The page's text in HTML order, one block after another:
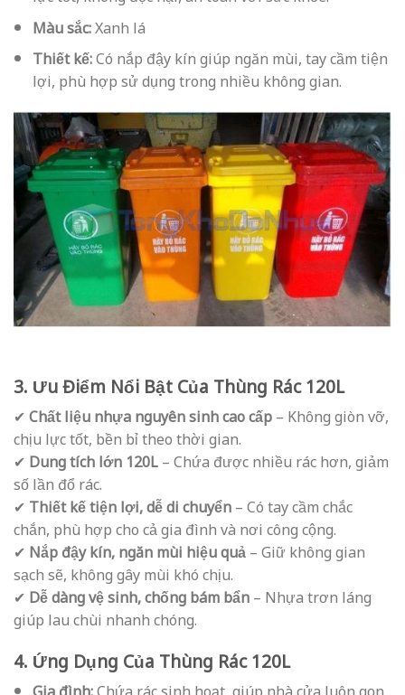
Màu sắc:Xanh lá
Thiết kế:Có nắp đậy kín giúp ngăn mùi, tay cầm tiện
lợi, phù hợp sử dụng trong nhiều không gian.
3. Ưu Điểm Nổi Bật Của Thùng Rác 120L
✔Chất liệu nhựa nguyên sinh cao cấp– Không giòn vỡ,
chịu lực tốt, bền bỉ theo thời gian.
✔ Dung tích lớn 120L– Chứa được nhiều rác hơn, giảm
số lần đổ rác.
✔ Thiết kế tiện lợi, dễ di chuyển– Có tay cầm chắc
chắn, phù hợp cho cả gia đình và nơi công cộng.
✔ Nắp đậy kín, ngăn mùi hiệu quả– Giữ không gian
sạch sẽ, không gây mùi khó chịu.
✔ Dễ dàng vệ sinh, chống bám bẩn– Nhựa trơn láng
giúp lau chùi nhanh chóng.
4. Ứng Dụng Của Thùng Rác 120L